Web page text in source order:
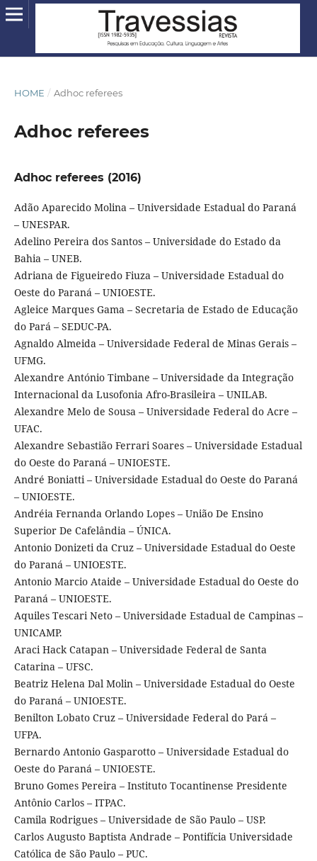
HOME / Adhoc referees
Adhoc referees
Adhoc referees (2016)
Adão Aparecido Molina – Universidade Estadual do Paraná
– UNESPAR.
Adelino Pereira dos Santos – Universidade do Estado da
Bahia – UNEB.
Adriana de Figueiredo Fiuza – Universidade Estadual do
Oeste do Paraná – UNIOESTE.
Agleice Marques Gama – Secretaria de Estado de Educação
do Pará – SEDUC-PA.
Agnaldo Almeida – Universidade Federal de Minas Gerais –
UFMG.
Alexandre António Timbane – Universidade da Integração
Internacional da Lusofonia Afro-Brasileira – UNILAB.
Alexandre Melo de Sousa – Universidade Federal do Acre –
UFAC.
Alexandre Sebastião Ferrari Soares – Universidade Estadual
do Oeste do Paraná – UNIOESTE.
André Boniatti – Universidade Estadual do Oeste do Paraná
– UNIOESTE.
Andréia Fernanda Orlando Lopes – União De Ensino
Superior De Cafelândia – ÚNICA.
Antonio Donizeti da Cruz – Universidade Estadual do Oeste
do Paraná – UNIOESTE.
Antonio Marcio Ataide – Universidade Estadual do Oeste do
Paraná – UNIOESTE.
Aquiles Tescari Neto – Universidade Estadual de Campinas –
UNICAMP.
Araci Hack Catapan – Universidade Federal de Santa
Catarina – UFSC.
Beatriz Helena Dal Molin – Universidade Estadual do Oeste
do Paraná – UNIOESTE.
Benilton Lobato Cruz – Universidade Federal do Pará –
UFPA.
Bernardo Antonio Gasparotto – Universidade Estadual do
Oeste do Paraná – UNIOESTE.
Bruno Gomes Pereira – Instituto Tocantinense Presidente
Antônio Carlos – ITPAC.
Camila Rodrigues – Universidade de São Paulo – USP.
Carlos Augusto Baptista Andrade – Pontifícia Universidade
Católica de São Paulo – PUC.